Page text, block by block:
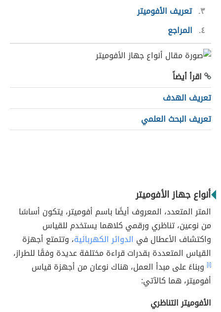
٣ تعريف الأفوميتر
٤
المراجع
اقرأ أيضاً
تعريف الهدف
تعريف البحث العلمي
أنواع جهاز الأفوميتر
المتر المتعدد، المعروف أيضًا باسم أفوميتر، يتكون أساسًا
من نوعين، تناظري ورقمي كلاهما يستخدم للقياس
واكتشاف الأعطال في الدوائر الكهربائية، وتتمتع أجهزة
القياس المتعددة بقدرات قراءة مختلفة عديدة وفقًا للطراز،
[١] وبناءً على مبدأ العمل، هناك نوعان من أجهزة قياس
أفوميتر، هما كالآتي:
الأفوميتر التناظري